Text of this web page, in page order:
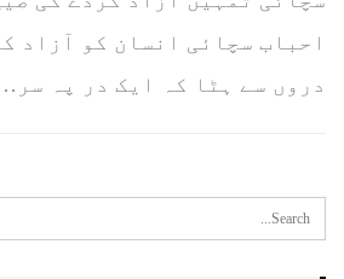
احباب سچائی انسان کو آزاد
دروں سے ہٹا کہ ایک در پہ